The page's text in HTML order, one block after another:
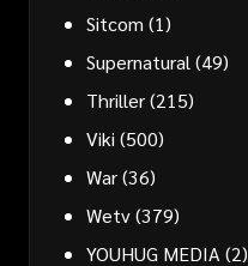
Sitcom (1)
Supernatural(49)
Thriller(215)
Viki (500)
War(36)
Wetv(379)
YOUHUG MEDIA(2)